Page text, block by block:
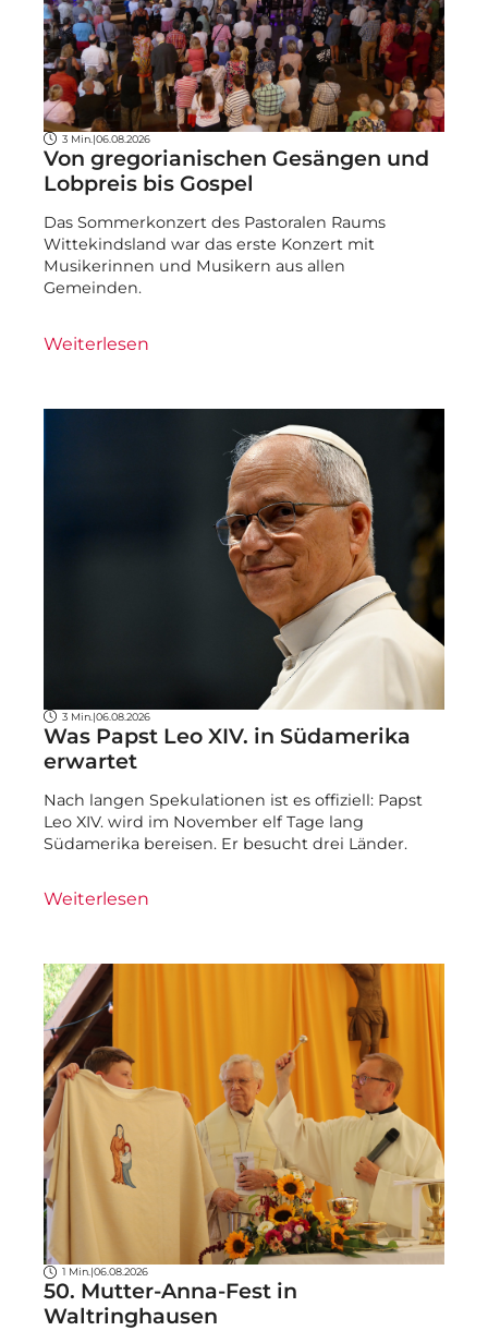
3 Min. |06.08.2026
Von gregorianischen Gesängen und
Lobpreis bis Gospel
Das Sommerkonzert des Pastoralen Raums
Wittekindsland war das erste Konzert mit
Musikerinnen und Musikern aus allen
Gemeinden.
Weiterlesen
3 Min. |06.08.2026
Was Papst Leo XIV. in Südamerika
erwartet
Nach langen Spekulationen ist es offiziell: Papst
Leo XIV. wird im November elf Tage lang
Südamerika bereisen. Er besucht drei Länder.
Weiterlesen
1 Min.| 06.08.2026
50. Mutter-Anna-Fest in
Waltringhausen